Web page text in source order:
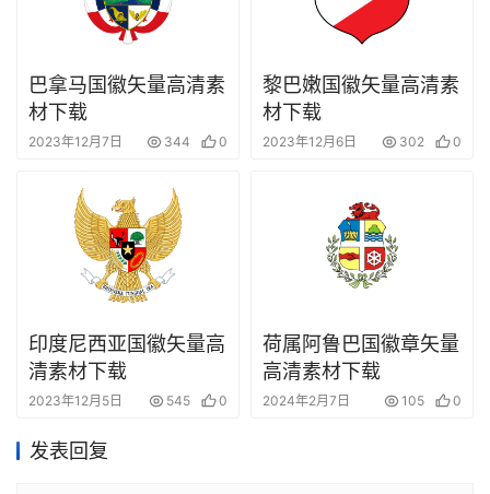
巴拿马国徽矢量高清素
材下载
2023年12月7日 344 0
黎巴嫩国徽矢量高清素
材下载
2023年12月6日 302 0
印度尼西亚国徽矢量高
清素材下载
2023年12月5日 545 0
荷属阿鲁巴国徽章矢量
高清素材下载
2024年2月7日 105 0
发表回复